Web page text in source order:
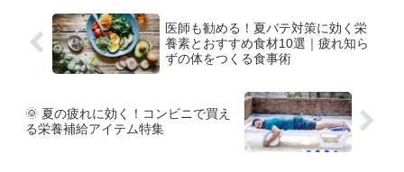
医師も勧める！夏バテ対策に効く栄
養素とおすすめ食材10選｜疲れ知ら
ずの体をつくる食事術
🌞 夏の疲れに効く！コンビニで買え
る栄養補給アイテム特集